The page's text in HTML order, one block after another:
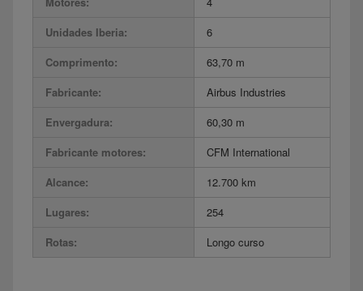
Unidades Iberia:
6
Comprimento:
63,70 m
Fabricante:
Airbus Industries
Envergadura:
60,30 m
Fabricante motores:
CFM International
Alcance:
12.700 km
Lugares:
254
Rotas:
Longo curso